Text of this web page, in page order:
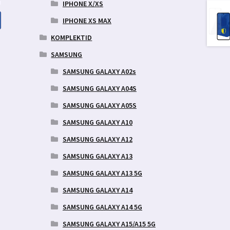
IPHONE X/XS
IPHONE XS MAX
KOMPLEKTID
SAMSUNG
SAMSUNG GALAXY A02s
SAMSUNG GALAXY A04S
SAMSUNG GALAXY A05S
SAMSUNG GALAXY A10
SAMSUNG GALAXY A12
SAMSUNG GALAXY A13
SAMSUNG GALAXY A13 5G
SAMSUNG GALAXY A14
SAMSUNG GALAXY A14 5G
SAMSUNG GALAXY A15/A15 5G